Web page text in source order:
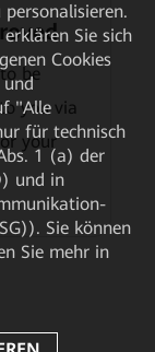
be
you via
your
Sie sich
Cookies
"Alle
für technisch
1 (a) der
und in
Sie können
Sie mehr in